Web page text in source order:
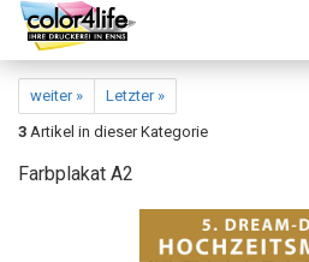
weiter »
Letzter »
3 Artikel in dieser Kategorie
Farbplakat A2